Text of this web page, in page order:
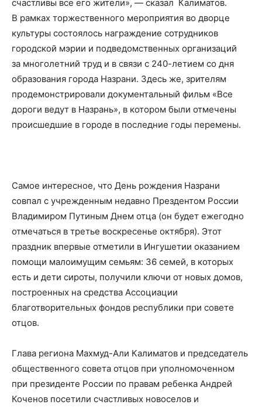
счастливы все его жители», — сказал Калиматов.
В рамках торжественного мероприятия во дворце
культуры состоялось награждение сотрудников
городской мэрии и подведомственных организаций
за многолетний труд и в связи с 240-летием со дня
образования города Назрани. Здесь же, зрителям
продемонстрировали документальный фильм «Все
дороги ведут в Назрань», в котором были отмечены
происшедшие в городе в последние годы перемены.
Самое интересное, что День рождения Назрани
совпал с учрежденным недавно Прездентом России
Владимиром Путиным Днем отца (он будет ежегодно
отмечаться в третье воскресенье октября). Этот
праздник впервые отметили в Ингушетии оказанием
помощи малоимущим семьям: 36 семей, в которых
есть и дети сироты, получили ключи от новых домов,
построенных на средства Ассоциации
благотворительных фондов республики при совете
отцов.
Глава региона Махмуд-Али Калиматов и председатель
общественного совета отцов при уполномоченном
при президенте России по правам ребенка Андрей
Коченов посетили счастливых новоселов и